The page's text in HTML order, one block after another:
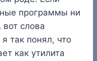
программы ни
вот слова
так понял, что
как утилита